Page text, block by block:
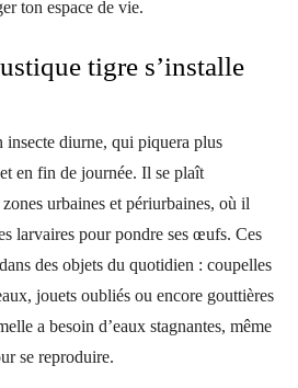
ton espace de vie.
tigre s’installe
insecte diurne, qui piquera plus
en fin de journée. Il se plaît
urbaines et périurbaines, où il
larvaires pour pondre ses œufs. Ces
des objets du quotidien : coupelles
jouets oubliés ou encore gouttières
a besoin d’eaux stagnantes, même
se reproduire.